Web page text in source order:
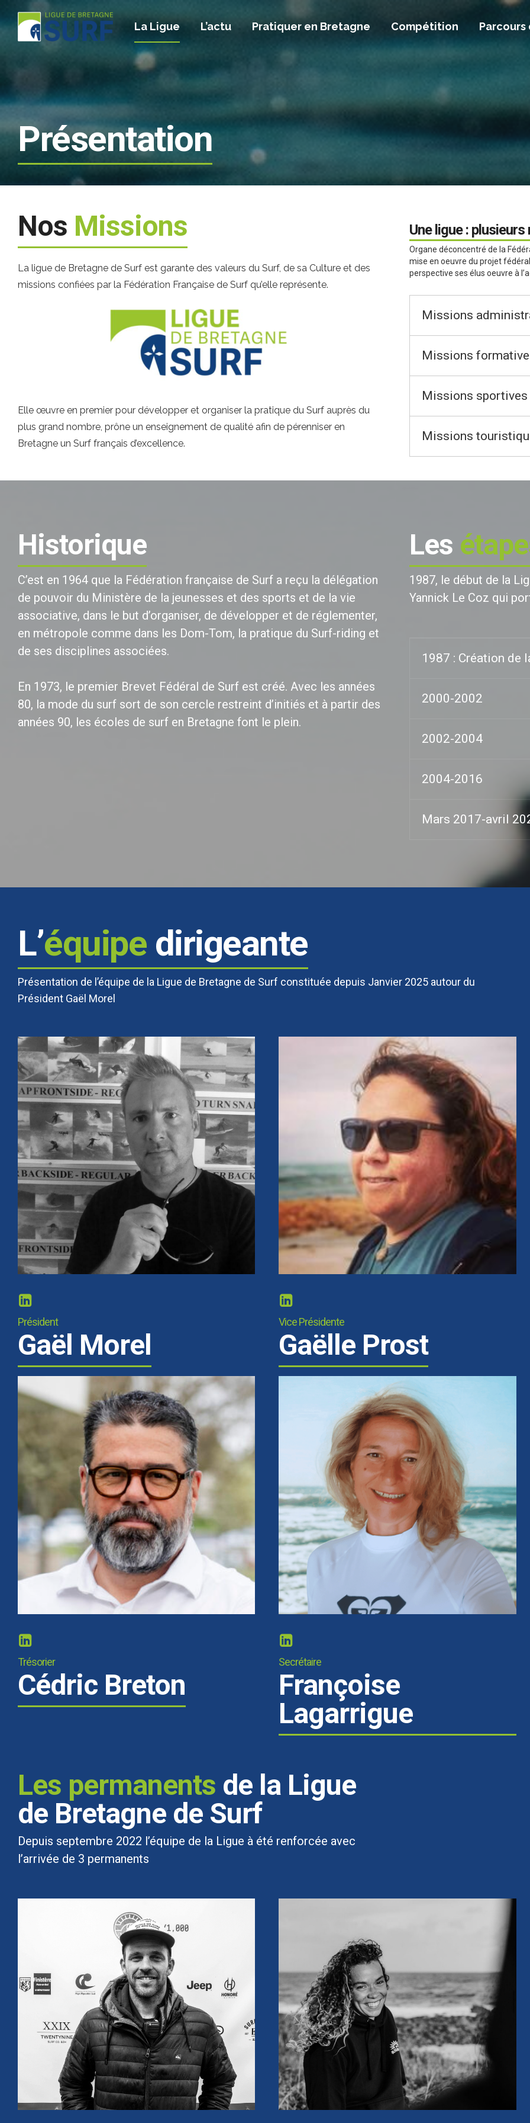
La Ligue L’actu Pratiquer en Bretagne Compétition
Présentation
Nos Missions
La ligue de Bretagne de Surf est garante des valeurs du Surf, de sa Culture et des
missions confiées par la Fédération Française de Surf qu’elle représente.
Elle œuvre en premier pour développer et organiser la pratique du Surf auprès du
plus grand nombre, prône un enseignement de qualité afin de pérenniser en
Bretagne un Surf français d’excellence.
Une ligue :
Organe déconcentré de la
mise en oeuvre du projet
perspective ses élus oeuvre à
Missions
Missions
Missions sportives
Missions
Historique
C’est en 1964 que la Fédération française de Surf a reçu la délégation
de pouvoir du Ministère de la jeunesses et des sports et de la vie
associative, dans le but d’organiser, de développer et de réglementer,
en métropole comme dans les Dom-Tom, la pratique du Surf-riding et
de ses disciplines associées.
En 1973, le premier Brevet Fédéral de Surf est créé. Avec les années
80, la mode du surf sort de son cercle restreint d’initiés et à partir des
années 90, les écoles de surf en Bretagne font le plein.
Les
1987, le début de la
Yannick Le Coz qui
1987 : Création de
2000-2002
2002-2004
2004-2016
Mars 2017-avril
L’équipe dirigeante
Présentation de l’équipe de la Ligue de Bretagne de Surf constituée depuis Janvier 2025 autour du
Président Gaël Morel
Président
Gaël Morel
Vice Présidente
Gaëlle Prost
Trésorier
Cédric Breton
Secrétaire
Françoise
Lagarrigue
Les permanents de la Ligue
de Bretagne de Surf
Depuis septembre 2022 l’équipe de la Ligue à été renforcée avec
l’arrivée de 3 permanents